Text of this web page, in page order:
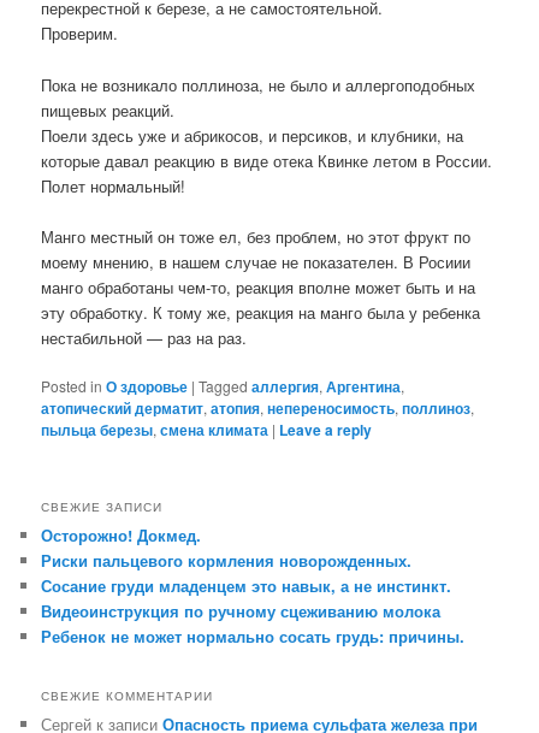
перекрестной к березе, а не самостоятельной.
Проверим.
Пока не возникало поллиноза, не было и аллергоподобных
пищевых реакций.
Поели здесь уже и абрикосов, и персиков, и клубники, на
которые давал реакцию в виде отека Квинке летом в России.
Полет нормальный!
Манго местный он тоже ел, без проблем, но этот фрукт по
моему мнению, в нашем случае не показателен. В Росиии
манго обработаны чем-то, реакция вполне может быть и на
эту обработку. К тому же, реакция на манго была у ребенка
нестабильной — раз на раз.
Posted in О здоровье |Tagged аллергия,Аргентина,
атопический дерматит,атопия,непереносимость,поллиноз,
пыльца березы,смена климата | Leave a reply
СВЕЖИЕ ЗАПИСИ
Осторожно! Докмед.
Риски пальцевого кормления новорожденных.
Сосание груди младенцем это навык, а не инстинкт.
Видеоинструкция по ручному сцеживанию молока
Ребенок не может нормально сосать грудь: причины.
СВЕЖИЕ КОММЕНТАРИИ
Сергей к записиОпасность приема сульфата железа при